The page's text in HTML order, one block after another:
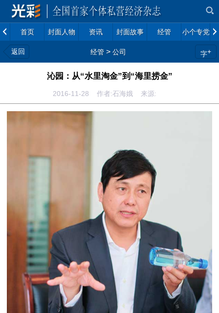
首页 封面人物 资讯 封面故事 经管 小个专党建
返回 经管 > 公司 字+
沁园：从“水里淘金”到“海里捞金”
2016-11-28 作者:石海娥 来源: